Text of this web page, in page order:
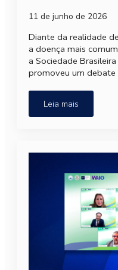
11 de junho de 2026
Diante da realidade
a doença mais
a Sociedade
promoveu um
Leia mais